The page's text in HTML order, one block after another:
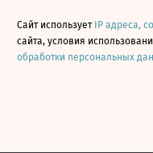
Сайт использует IP адреса,
сайта, условия
обработки персональных